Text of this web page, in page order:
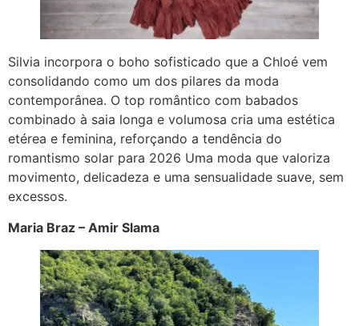
Silvia incorpora o boho sofisticado que a Chloé vem
consolidando como um dos pilares da moda
contemporânea. O top romântico com babados
combinado à saia longa e volumosa cria uma estética
etérea e feminina, reforçando a tendência do
romantismo solar para 2026 Uma moda que valoriza
movimento, delicadeza e uma sensualidade suave, sem
excessos.
Maria Braz – Amir Slama